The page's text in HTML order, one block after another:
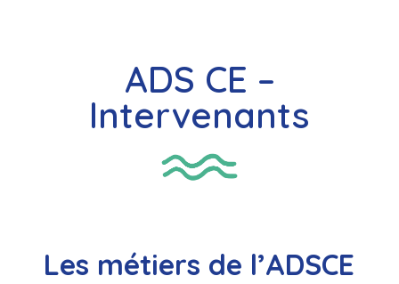
ADS CE –
Intervenants
Les métiers de l’ADSCE